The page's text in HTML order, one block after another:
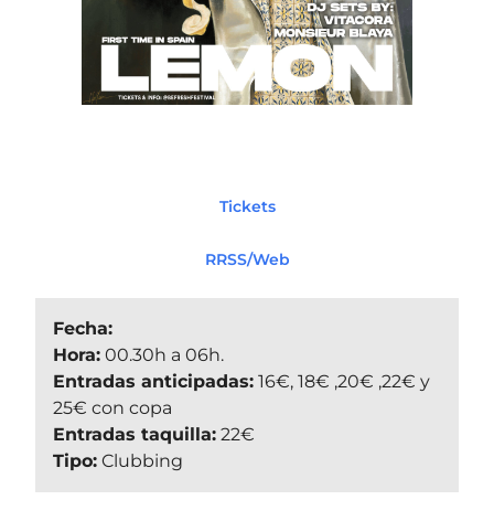
Tickets
RRSS/Web
Fecha:
Hora: 00.30h a 06h.
Entradas anticipadas: 16€, 18€ ,20€ ,22€ y
25€ con copa
Entradas taquilla: 22€
Tipo: Clubbing